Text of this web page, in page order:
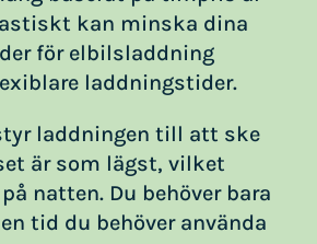
kan minska dina
för elbilsladdning
laddningstider.
laddningen till att ske
är som lägst, vilket
natten. Du behöver bara
tid du behöver använda